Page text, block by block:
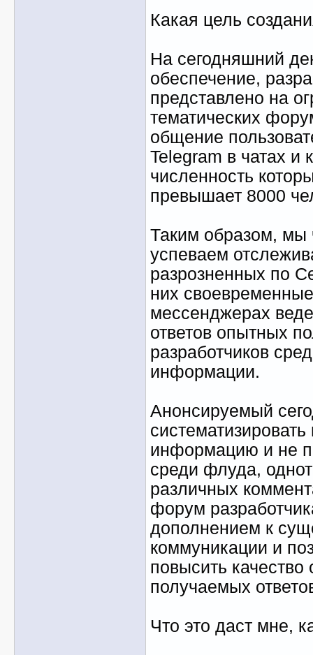
Какая цель
На сегодняшний
обеспечение,
представлено на
тематических
общение
Telegram в чатах и
численность
превышает 8000
Таким образом, мы
успеваем
разрозненных по
них
мессенджерах
ответов опытных
разработчиков
информации.
Анонсируемый
информацию и не
среди флуда,
различных
форум
дополнением к
коммуникации и
повысить качество
получаемых
Что это даст мне,